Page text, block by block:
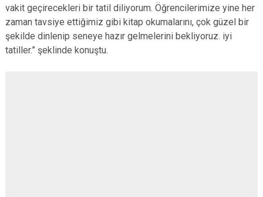
vakit geçirecekleri bir tatil diliyorum. Öğrencilerimize yine her
zaman tavsiye ettiğimiz gibi kitap okumalarını, çok güzel bir
şekilde dinlenip seneye hazır gelmelerini bekliyoruz. iyi
tatiller.” şeklinde konuştu.